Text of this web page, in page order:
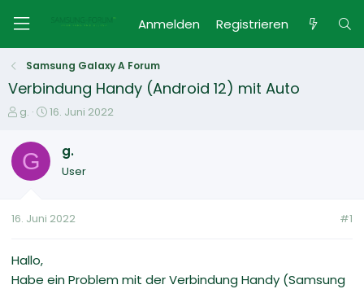
Anmelden Registrieren
Samsung Galaxy A Forum
Verbindung Handy (Android 12) mit Auto
E
s
e
e
g.
E
t
t
16. Juni 2022
G g.
User
16. Juni 2022 #1
Hallo,
Habe ein Problem mit der Verbindung Handy (Samsung